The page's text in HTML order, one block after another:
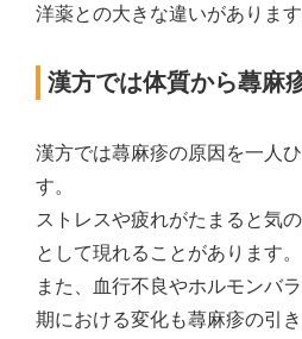
洋薬との大きな違いがあります
漢方では体質から蕁麻
漢方では蕁麻疹の原因を一人
す。
ストレスや疲れがたまると気
として現れることがあります。
また、血行不良やホルモンバ
期における変化も蕁麻疹の引き